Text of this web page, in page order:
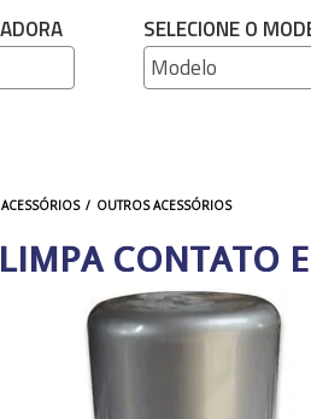
SELECIONE O
ACESSÓRIOS OUTROS ACESSÓRIOS
CONTATO